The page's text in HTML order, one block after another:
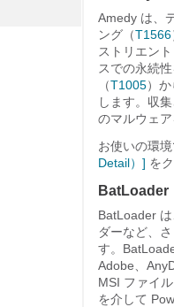
Amedy は、
ング（T1566
ストリエント
スでの永続
（T1005）
します。収
のマルウェ
お使いの環
Detail）] を
BatLoader
BatLoader
ダーなど、
す。
Adobe、
MSI ファイル
を介して